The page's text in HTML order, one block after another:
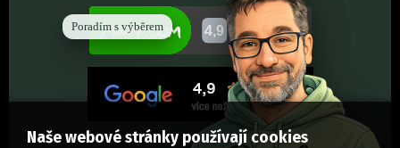
Poradím s výběrem
Naše webové stránky používají cookies